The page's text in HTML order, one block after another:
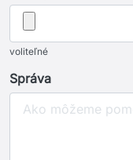
voliteľné
Správa